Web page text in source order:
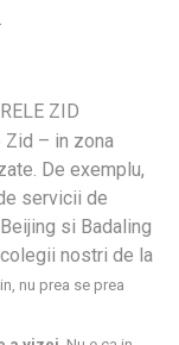
ZID
Zid – in zona
De exemplu,
servicii de
si Badaling
nostri de la
nu prea se prea